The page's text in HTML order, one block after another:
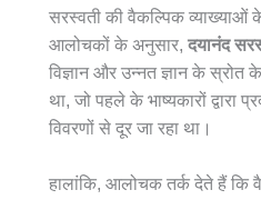
सरस्वती की वैकल्पिक व्याख्याओं
आलोचकों के अनुसार, दयानंद
विज्ञान और उन्नत ज्ञान के
था, जो पहले के भाष्यकारों द्वारा
विवरणों से दूर जा रहा था।
हालांकि, आलोचक तर्क देते हैं कि